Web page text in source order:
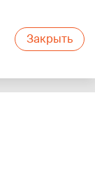
Закрыть